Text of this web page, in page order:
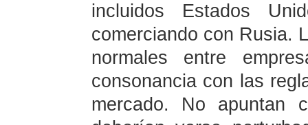
incluidos Estados
comerciando con Rusia.
normales entre
consonancia con las
mercado. No apuntan